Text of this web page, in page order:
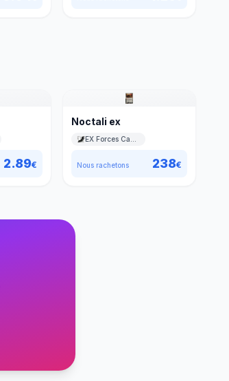
2.89€
Noctali ex
Nous rachetons 238€